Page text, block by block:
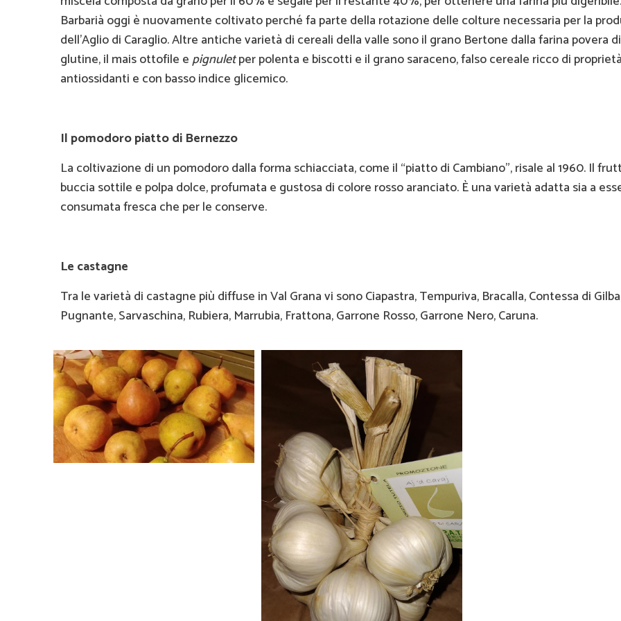
Barbarià oggi è nuovamente coltivato perché fa parte della rotazione delle colture necessaria per la
dell’Aglio di Caraglio. Altre antiche varietà di cereali della valle sono il grano Bertone dalla farina povera di
glutine, il mais ottofile epignuletper polenta e biscotti e il grano saraceno, falso cereale ricco di proprietà
antiossidanti e con basso indice glicemico.
Il pomodoro piatto di Bernezzo
La coltivazione di un pomodoro dalla forma schiacciata, come il “piatto di Cambiano”, risale al 1960. Il
buccia sottile e polpa dolce, profumata e gustosa di colore rosso aranciato. È una varietà adatta sia a
consumata fresca che per le conserve.
Le castagne
Tra le varietà di castagne più diffuse in Val Grana vi sono Ciapastra, Tempuriva, Bracalla, Contessa di
Pugnante, Sarvaschina, Rubiera, Marrubia, Frattona, Garrone Rosso, Garrone Nero, Caruna.